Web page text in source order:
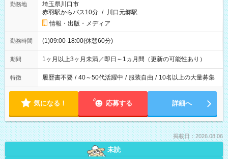
勤務地
埼玉県川口市
赤羽駅からバス10分 / 川口元郷駅
情報・出版・メディア
勤務時間 (1)09:00-18:00(休憩60分)
期間 1ヶ月以上3ヶ月未満／即日～1ヵ月間（更新の可能性あり）
特徴 履歴書不要 / 40～50代活躍中 / 服装自由 / 10名以上の大量募集
気になる！ 応募する 詳細へ
掲載日：2026.08.06
未読